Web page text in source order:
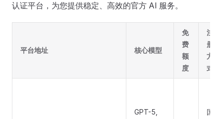
认证平台，为您提供稳定、高效的官方 AI 服务。
平台地址 核心模型
免
费
额
度
注
册
方
式
GPT-5,
国